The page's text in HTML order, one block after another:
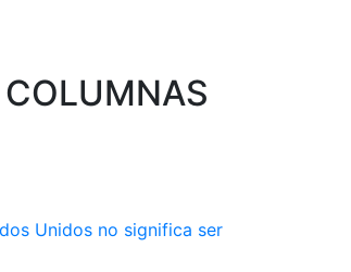
Unidos no significa ser